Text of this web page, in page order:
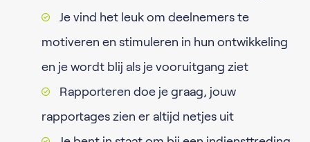
Je vind het leuk om deelnemers te
motiveren en stimuleren in hun ontwikkeling
en je wordt blij als je vooruitgang ziet
Rapporteren doe je graag, jouw
rapportages zien er altijd netjes uit